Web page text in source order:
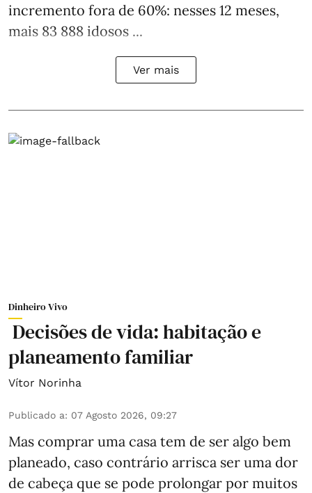
incremento fora de 60%: nesses 12 meses,
mais 83 888 idosos ...
Ver mais
Dinheiro Vivo
Decisões de vida: habitação e
planeamento familiar
Vítor Norinha
Publicado a: 07 Agosto 2026, 09:27
Mas comprar uma casa tem de ser algo bem
planeado, caso contrário arrisca ser uma dor
de cabeça que se pode prolongar por muitos